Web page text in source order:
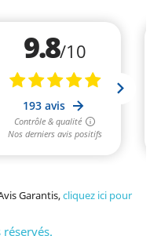
Garantis,cliquez ici pour